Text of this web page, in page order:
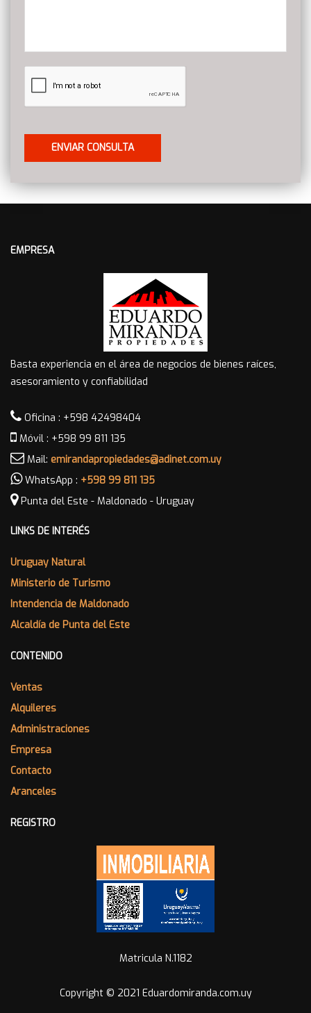
EMPRESA
Basta experiencia en el área de negocios de bienes raíces,
asesoramiento y confiabilidad
Oficina : +598 42498404
Móvil : +598 99 811 135
Mail: emirandapropiedades@adinet.com.uy
WhatsApp : +598 99 811 135
Punta del Este - Maldonado - Uruguay
LINKS DE INTERÉS
Uruguay Natural
Ministerio de Turismo
Intendencia de Maldonado
Alcaldía de Punta del Este
CONTENIDO
Ventas
Alquileres
Administraciones
Empresa
Contacto
Aranceles
REGISTRO
Matricula N.1182
Copyright © 2021 Eduardomiranda.com.uy